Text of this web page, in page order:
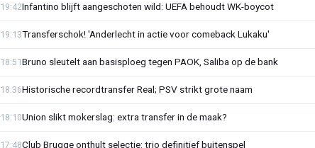
Infantino blijft aangeschoten wild: UEFA behoudt WK-boycot
19:42
Transferschok! 'Anderlecht in actie voor comeback Lukaku'
19:13
Bruno sleutelt aan basisploeg tegen PAOK, Saliba op de bank
18:51
Historische recordtransfer Real; PSV strikt grote naam
18:36
Union slikt mokerslag: extra transfer in de maak?
18:10
Club Brugge onthult selectie: trio definitief buitenspel
17:48